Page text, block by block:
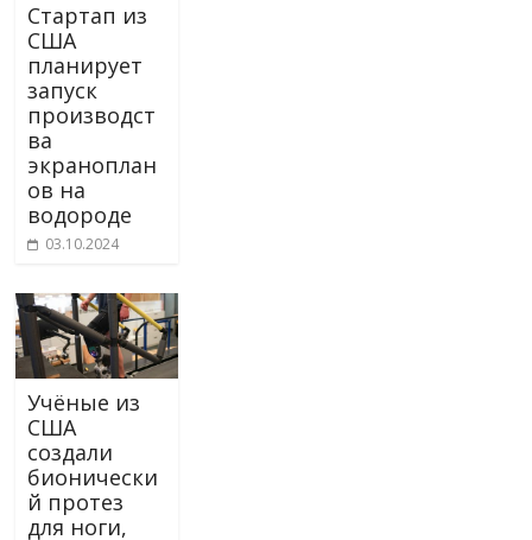
Стартап из
США
планирует
запуск
производст
ва
экраноплан
ов на
водороде
03.10.2024
Учёные из
США
создали
бионически
й протез
для ноги,